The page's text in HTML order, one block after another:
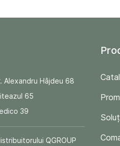
Alexandru Hâjdeu 68
65
39
QGROUP